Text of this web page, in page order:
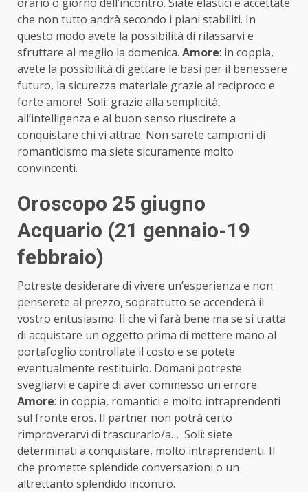
che non tutto andrà secondo i piani stabiliti. In
questo modo avete la possibilità di rilassarvi e
sfruttare al meglio la domenica. Amore: in coppia,
avete la possibilità di gettare le basi per il benessere
futuro, la sicurezza materiale grazie al reciproco e
forte amore! Soli: grazie alla semplicità,
all’intelligenza e al buon senso riuscirete a
conquistare chi vi attrae. Non sarete campioni di
romanticismo ma siete sicuramente molto
convincenti.
Oroscopo 25 giugno
Acquario (21 gennaio-19
febbraio)
Potreste desiderare di vivere un’esperienza e non
penserete al prezzo, soprattutto se accenderà il
vostro entusiasmo. Il che vi farà bene ma se si tratta
di acquistare un oggetto prima di mettere mano al
portafoglio controllate il costo e se potete
eventualmente restituirlo. Domani potreste
svegliarvi e capire di aver commesso un errore.
Amore: in coppia, romantici e molto intraprendenti
sul fronte eros. Il partner non potrà certo
rimproverarvi di trascurarlo/a… Soli: siete
determinati a conquistare, molto intraprendenti. Il
che promette splendide conversazioni o un
altrettanto splendido incontro.